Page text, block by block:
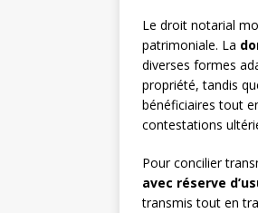
Le droit notarial
patrimoniale. La
diverses formes
propriété, tandis
bénéficiaires tout
contestations
Pour concilier
avec réserve
transmis tout en